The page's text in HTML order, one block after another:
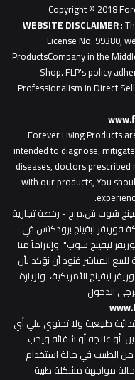
Copyright © 2018
WEBSITE DISCLAIMER:
License No. 99380,
ProductsCompany in the
Shop. FLP's policy
Professionalism in Direct
Forever Living Products
intended to diagnose,
diseases, doctors
with our products, You
شوب ش.م.ح - رخصة تجارية
شركة فوريفر لبفينج برودكتس في
ليفينج شوب" وإلتزاماً منا
المباشر فنود أن نؤكد بأن
ليفينج الأمريكية، ولزيارة
الدخول
طبيعية ولا تحتوي علي أي
أو علاجه أو شفائه ويجب
الطبيب في حالة استخدام
حالة مواجهة مشكلة طبية